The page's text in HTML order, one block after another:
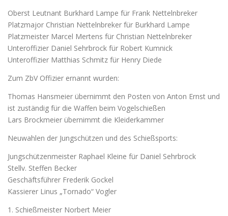
Oberst Leutnant Burkhard Lampe für Frank Nettelnbreker
Platzmajor Christian Nettelnbreker für Burkhard Lampe
Platzmeister Marcel Mertens für Christian Nettelnbreker
Unteroffizier Daniel Sehrbrock für Robert Kumnick
Unteroffizier Matthias Schmitz für Henry Diede
Zum ZbV Offizier ernannt wurden:
Thomas Hansmeier übernimmt den Posten von Anton Ernst und
ist zuständig für die Waffen beim Vogelschießen
Lars Brockmeier übernimmt die Kleiderkammer
Neuwahlen der Jungschützen und des Schießsports:
Jungschützenmeister Raphael Kleine für Daniel Sehrbrock
Stellv. Steffen Becker
Geschäftsführer Frederik Gockel
Kassierer Linus „Tornado“ Vogler
1. Schießmeister Norbert Meier